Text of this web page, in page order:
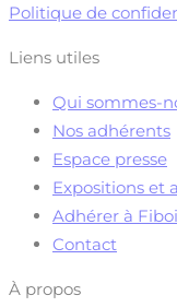
Politique de
Liens utiles
Qui sommes-
Nos adhérents
Espace presse
Expositions et
Adhérer à
Contact
À propos